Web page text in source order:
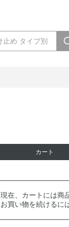
カート
現在、カートには商
お買い物を続けるに